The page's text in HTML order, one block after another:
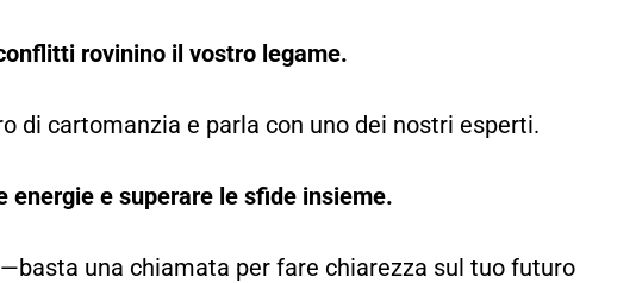
rovinino il vostro legame.
di cartomanzia e parla con uno dei nostri esperti.
energie e superare le sfide insieme.
una chiamata per fare chiarezza sul tuo futuro